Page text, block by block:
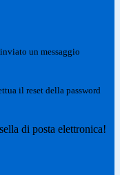
un messaggio
il reset della password
di posta elettronica!